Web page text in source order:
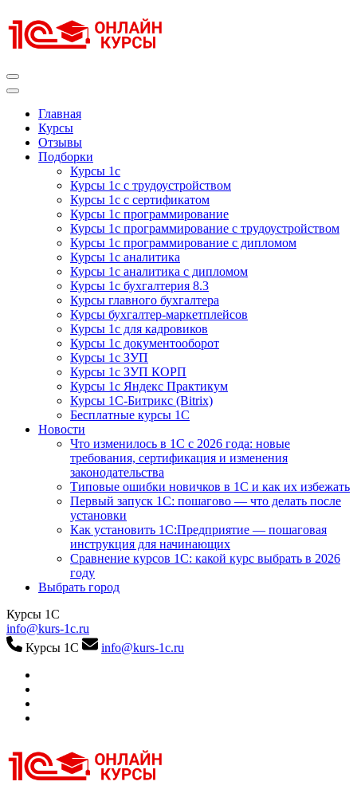
к
содержимому
Главная
Курсы
Отзывы
Подборки
Курсы 1с
Курсы 1с с трудоустройством
Курсы 1с с сертификатом
Курсы 1с программирование
Курсы 1с программирование с трудоустройством
Курсы 1с программирование с дипломом
Курсы 1с аналитика
Курсы 1с аналитика с дипломом
Курсы 1с бухгалтерия 8.3
Курсы главного бухгалтера
Курсы бухгалтер-маркетплейсов
Курсы 1с для кадровиков
Курсы 1с документооборот
Курсы 1с ЗУП
Курсы 1с ЗУП КОРП
Курсы 1с Яндекс Практикум
Курсы 1С-Битрикс (Bitrix)
Бесплатные курсы 1С
Новости
Что изменилось в 1С с 2026 года: новые
требования, сертификация и изменения
законодательства
Типовые ошибки новичков в 1С и как их избежать
Первый запуск 1С: пошагово — что делать после
установки
Как установить 1С:Предприятие — пошаговая
инструкция для начинающих
Сравнение курсов 1С: какой курс выбрать в 2026
году
Выбрать город
Курсы 1С
info@kurs-1c.ru
Курсы 1С
info@kurs-1c.ru